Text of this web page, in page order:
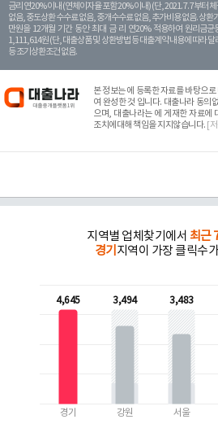
금리 연20% 이내 (연체이자율 포함 20% 이내) (단, 2021. 7. 7부터
없음, 중도상환 수수료 없음, 중개수수료 없음, 추가비용 없음. 상환
만원을 12개월 기간 동안 최대 금 리 연20% 적용하여 원리금
1,111,614원 (단, 대출상품 및 상환방법 등 대출계약 내용에 따라
등 조기상환조건 없음.
본 정보는에 등록한 자료를 바탕으
여 완성한 것 입니다. 대출나라 동의
으며, 대출나라는 에 게재한 자료에
조치에대해 책임을 지지않습니다. [
지역별 업체찾기에서 최근
경기 지역이 가장 클릭수
4,645
경기
3,494
강원
3,483
서울